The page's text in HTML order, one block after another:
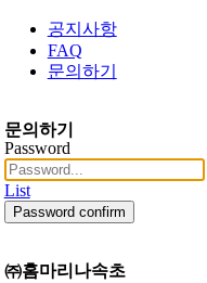
공지사항
FAQ
문의하기
문의하기
Password
List
Password confirm
㈜홈마리나속초